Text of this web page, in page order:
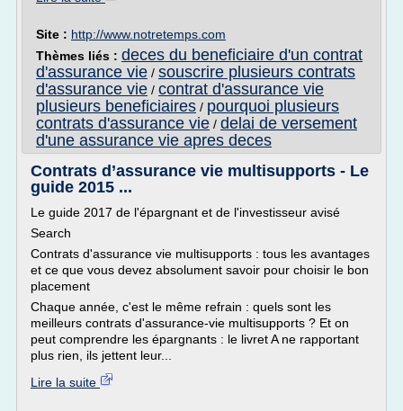
Site : http://www.notretemps.com
Thèmes liés : deces du beneficiaire d'un contrat
d'assurance vie / souscrire plusieurs contrats
d'assurance vie / contrat d'assurance vie
plusieurs beneficiaires / pourquoi plusieurs
contrats d'assurance vie / delai de versement
d'une assurance vie apres deces
Contrats d’assurance vie multisupports - Le
guide 2015 ...
Le guide 2017 de l'épargnant et de l'investisseur avisé
Search
Contrats d'assurance vie multisupports : tous les avantages
et ce que vous devez absolument savoir pour choisir le bon
placement
Chaque année, c'est le même refrain : quels sont les
meilleurs contrats d'assurance-vie multisupports ? Et on
peut comprendre les épargnants : le livret A ne rapportant
plus rien, ils jettent leur...
Lire la suite